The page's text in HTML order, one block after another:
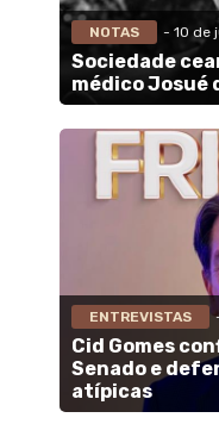
NOTAS - 10 de
Sociedade
médico Josué
ENTREVISTAS
Cid Gomes
Senado e
atípicas